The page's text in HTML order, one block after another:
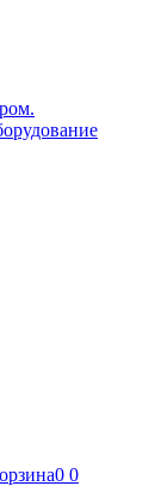
0 0